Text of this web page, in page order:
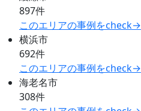
897件
このエリアの事例をcheck→
横浜市
692件
このエリアの事例をcheck→
海老名市
308件